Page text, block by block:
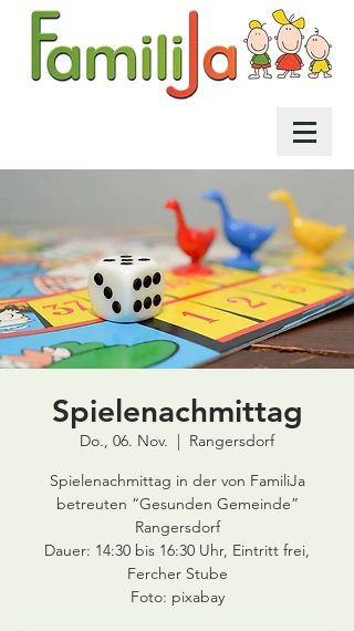
Spielenachmittag
Do., 06. Nov.
  |
Rangersdorf
Spielenachmittag in der von FamiliJa
betreuten “Gesunden Gemeinde”
Rangersdorf
Dauer: 14:30 bis 16:30 Uhr, Eintritt frei,
Fercher Stube
Foto: pixabay